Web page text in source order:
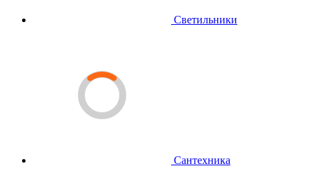
Светильники
Сантехника